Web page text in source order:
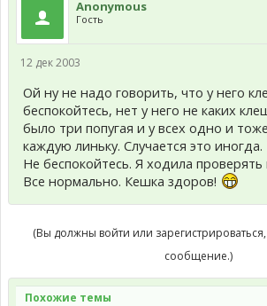
Anonymous
Гость
12 дек 2003
Ой ну не надо говорить, что у него
беспокойтесь, нет у него не каких
было три попугая и у всех одно и
каждую линьку. Случается это
Не беспокойтесь. Я ходила проверять
Все нормально. Кешка здоров!
(Вы должны войти или
сообщение.)
Похожие темы